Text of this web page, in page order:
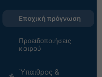
Εποχική πρόγνωση
Προειδοποιήσεις
καιρού
Ύπαιθρος &